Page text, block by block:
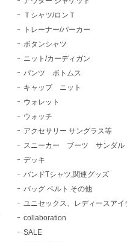
Ｔシャツ/ロンＴ
トレーナー/パーカー
ボタンシャツ
ニット/カーディガン
パンツ ボトムス
キャップ ニット
ウォレット
ウォッチ
アクセサリー サングラス等
スニーカー ブーツ サンダル
デッキ
バンドTシャツ,関連グッズ
バッグ ベルト その他
ユニセックス、レディースアイ
collaboration
SALE